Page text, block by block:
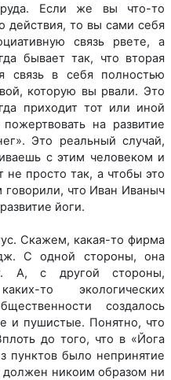
Если же вы что-то
действия, то вы сами себя
связь рвете, а
бывает так, что вторая
связь в себя полностью
которую вы рвали. Это
приходит тот или иной
на развитие
Это реальный случай,
с этим человеком и
просто так, а чтобы это
говорили, что Иван Иваныч
йоги.
Скажем, какая-то фирма
С одной стороны, она
А, с другой стороны,
то экологических
создалось
и пушистые. Понятно, что
до того, что в «Йога
пунктов было непринятие
никоим образом ни